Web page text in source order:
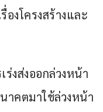
งโครงสร้างและ
งส่งออกล่วงหน้า
าคตมาใช้ล่วงหน้า